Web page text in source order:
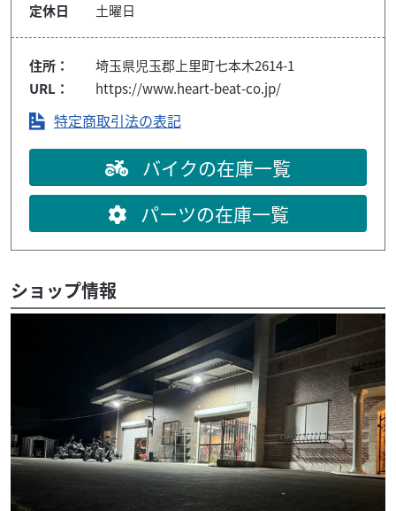
定休日
土曜日
住所：
埼玉県児玉郡上里町七本木2614-1
URL：
https://www.heart-beat-co.jp/
特定商取引法の表記
バイクの在庫一覧
パーツの在庫一覧
ショップ情報